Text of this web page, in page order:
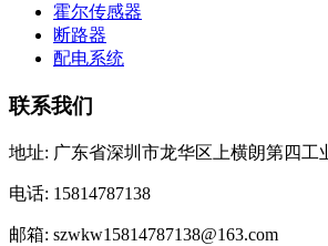
霍尔传感器
断路器
配电系统
联系我们
地址: 广东省深圳市龙华区上横朗第四工
电话: 15814787138
邮箱: szwkw15814787138@163.com